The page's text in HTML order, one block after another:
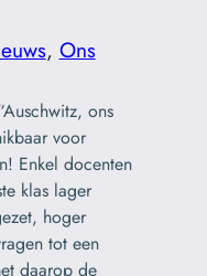
, Ons
ons
voor
Enkel docenten
klas lager
hoger
tot een
daarop de